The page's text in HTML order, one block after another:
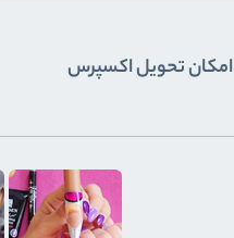
اﻣﮑﺎن ﺗﺤﻮﯾﻞ اﮐﺴﭙﺮس